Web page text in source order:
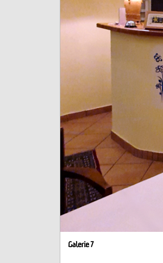
Galerie 7